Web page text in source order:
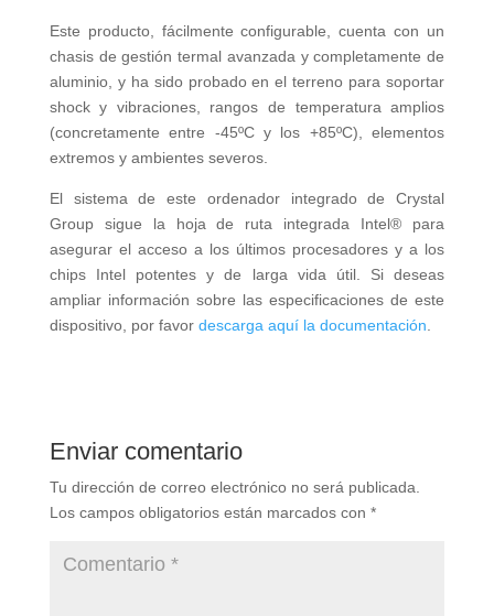
Este producto, fácilmente configurable, cuenta con un
chasis de gestión termal avanzada y completamente de
aluminio, y ha sido probado en el terreno para soportar
shock y vibraciones, rangos de temperatura amplios
(concretamente entre -45ºC y los +85ºC), elementos
extremos y ambientes severos.
El sistema de este ordenador integrado de Crystal
Group sigue la hoja de ruta integrada Intel® para
asegurar el acceso a los últimos procesadores y a los
chips Intel potentes y de larga vida útil. Si deseas
ampliar información sobre las especificaciones de este
dispositivo, por favor descarga aquí la documentación
Enviar comentario
Tu dirección de correo electrónico no será publicada.
Los campos obligatorios están marcados con *